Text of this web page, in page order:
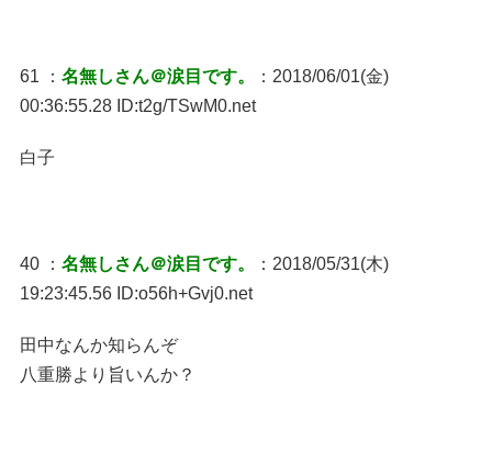
61 ： 名無しさん＠涙目です。
：2018/06/01(金)
00:36:55.28 ID:t2g/TSwM0.net
白子
40 ： 名無しさん＠涙目です。
：2018/05/31(木)
19:23:45.56 ID:o56h+Gvj0.net
田中なんか知らんぞ
八重勝より旨いんか？